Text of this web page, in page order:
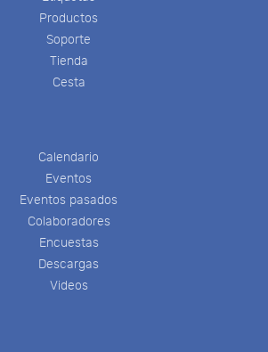
Productos
Soporte
Tienda
Cesta
Calendario
Eventos
Eventos pasados
Colaboradores
Encuestas
Descargas
Videos